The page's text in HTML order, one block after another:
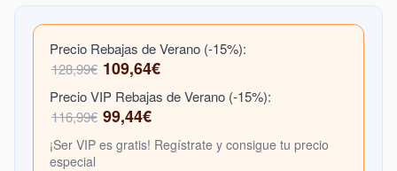
Precio Rebajas de Verano (-15%):
128,99€ 109,64€
Precio VIP Rebajas de Verano (-15%):
116,99€ 99,44€
¡Ser VIP es gratis! Regístrate y consigue tu precio
especial